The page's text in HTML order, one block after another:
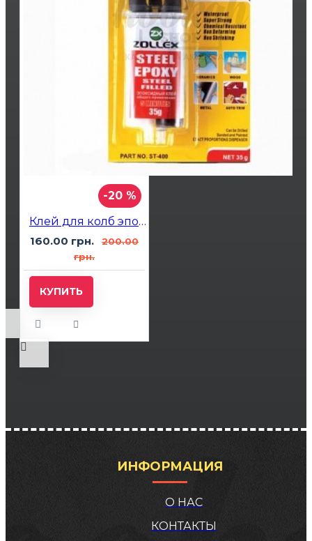
-20 %
Клей для колб эпоксидный
160.00 грн.
200.00
грн.
КУПИТЬ
ИНФОРМАЦИЯ
О НАС
КОНТАКТЫ